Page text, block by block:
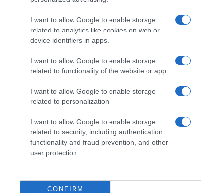
I want to allow Google to enable storage
related to analytics like cookies on web or
device identifiers in apps.
I want to allow Google to enable storage
related to functionality of the website or app.
I want to allow Google to enable storage
related to personalization.
I want to allow Google to enable storage
related to security, including authentication
functionality and fraud prevention, and other
user protection.
CONFIRM
Feria del Elote y la Tortilla 2026: todo lo que necesitas